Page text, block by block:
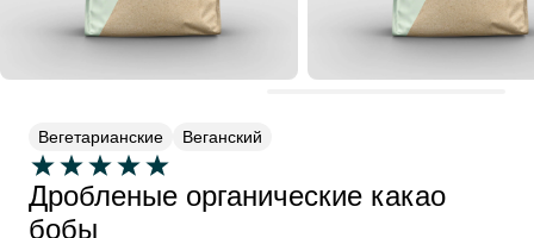
Вегетарианские Веганский
Дробленые органические какао
бобы